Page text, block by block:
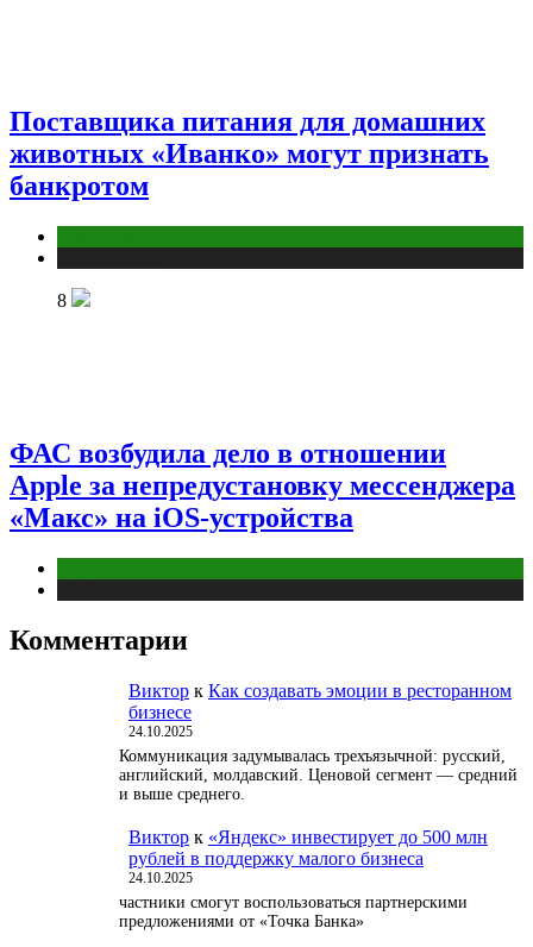
Поставщика питания для домашних
животных «Иванко» могут признать
банкротом
8
ФАС возбудила дело в отношении
Apple за непредустановку мессенджера
«Макс» на iOS-устройства
Комментарии
Виктор к Как создавать эмоции в ресторанном
бизнесе
24.10.2025
Коммуникация задумывалась трехъязычной: русский,
английский, молдавский. Ценовой сегмент — средний
и выше среднего.
Виктор к «Яндекс» инвестирует до 500 млн
рублей в поддержку малого бизнеса
24.10.2025
частники смогут воспользоваться партнерскими
предложениями от «Точка Банка»